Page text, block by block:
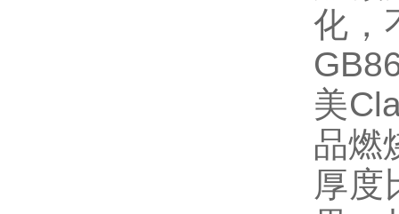
化，
美
品燃
厚度